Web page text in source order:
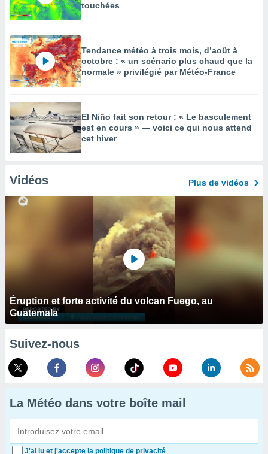
touchées
Tendance météo à trois mois, d’août à
octobre : « un scénario plus chaud que la
normale » privilégié par Météo-France
El Niño fait son retour : « Le basculement
est en cours » — voici ce qui nous attend
cet hiver
Vidéos Plus de vidéos
Éruption et forte activité du volcan Fuego, au
Guatemala
Suivez-nous
La Météo dans votre boîte mail
J'ai lu et j'accepte la politique de privacité